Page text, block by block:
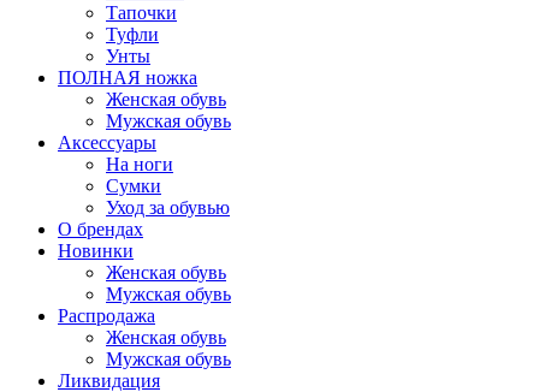
Тапочки
Туфли
Унты
ПОЛНАЯ ножка
Женская обувь
Мужская обувь
Аксессуары
На ноги
Сумки
Уход за обувью
О брендах
Новинки
Женская обувь
Мужская обувь
Распродажа
Женская обувь
Мужская обувь
Ликвидация